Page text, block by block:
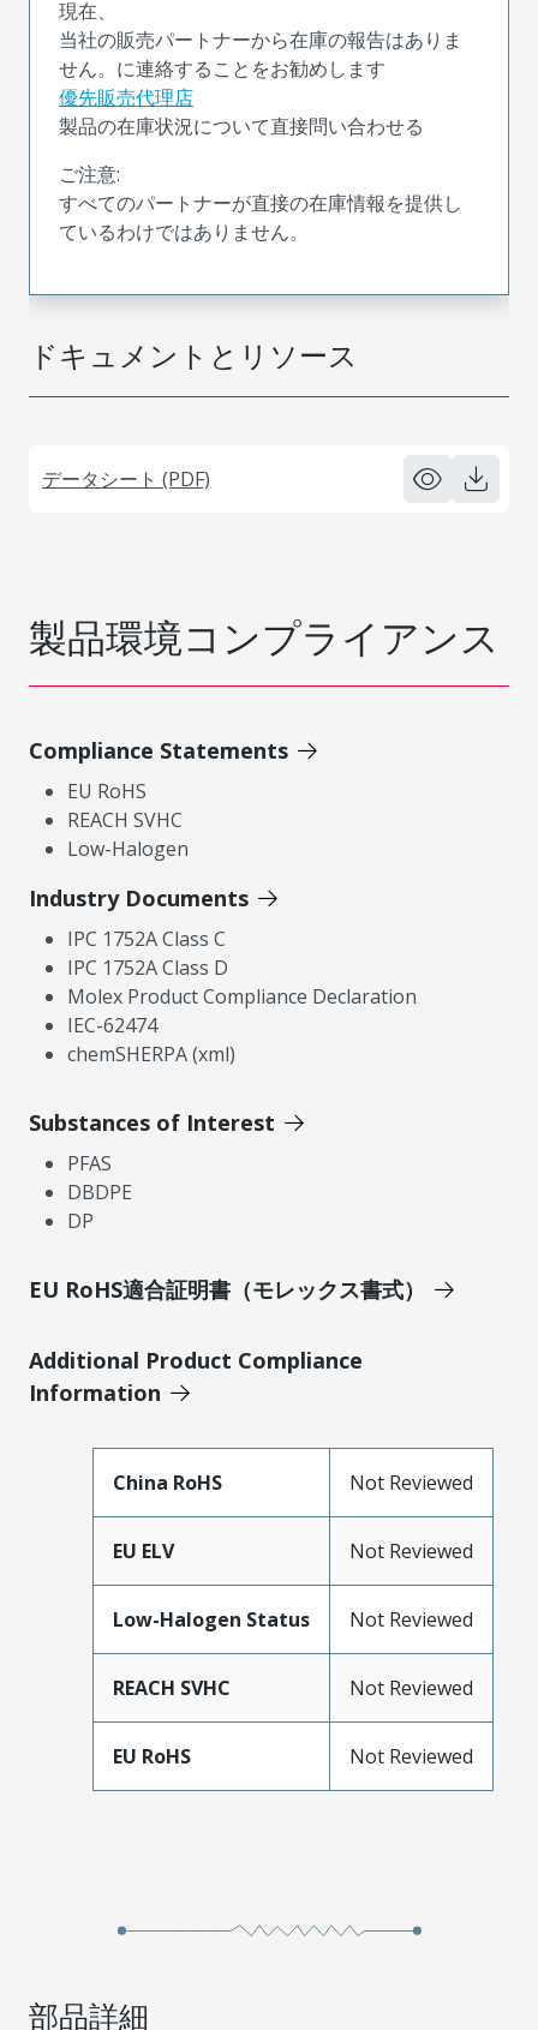
ドキュメントとリソース
データシート (PDF)
現在、
当社の販売パートナーから在庫の報告はありま
せん。に連絡することをお勧めします
優先販売代理店
製品の在庫状況について直接問い合わせる
ご注意:
すべてのパートナーが直接の在庫情報を提供し
ているわけではありません。
製品環境コンプライアンス
Compliance Statements
EU RoHS
REACH SVHC
Low-Halogen
Industry Documents
IPC 1752A Class C
IPC 1752A Class D
Molex Product Compliance Declaration
IEC-62474
chemSHERPA (xml)
Substances of Interest
PFAS
DBDPE
DP
EU RoHS適合証明書（モレックス書式）
Additional Product Compliance
Information
China RoHS Not Reviewed
EU ELV Not Reviewed
Low-Halogen Status Not Reviewed
REACH SVHC Not Reviewed
EU RoHS Not Reviewed
部品詳細